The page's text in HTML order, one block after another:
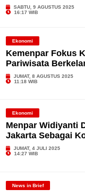
SABTU, 9 AGUSTUS 2025
16:17 WIB
Ekonomi
Kemenpar Fokus
Pariwisata
JUMAT, 8 AGUSTUS 2025
11:18 WIB
Ekonomi
Menpar Widiyanti
Jakarta Sebagai
JUMAT, 4 JULI 2025
14:27 WIB
News in Brief